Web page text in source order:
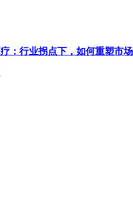
：行业拐点下，如何重塑市